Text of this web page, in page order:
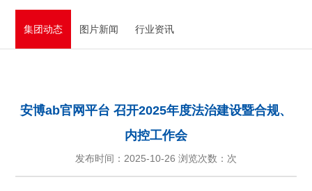
集团动态 图片新闻 行业资讯
安博ab官网平台 召开2025年度法治建设暨合规、
内控工作会
发布时间：2025-10-26 浏览次数： 次